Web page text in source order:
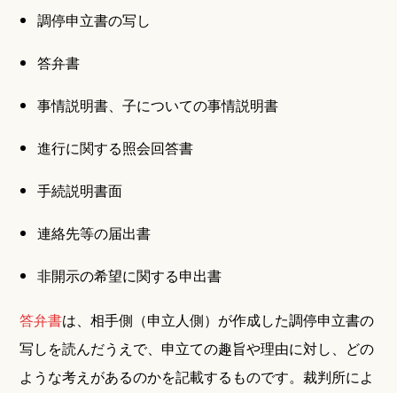
調停申立書の写し
答弁書
事情説明書、子についての事情説明書
進行に関する照会回答書
手続説明書面
連絡先等の届出書
非開示の希望に関する申出書
答弁書は、相手側（申立人側）が作成した調停申立書の
写しを読んだうえで、申立ての趣旨や理由に対し、どの
ような考えがあるのかを記載するものです。裁判所によ